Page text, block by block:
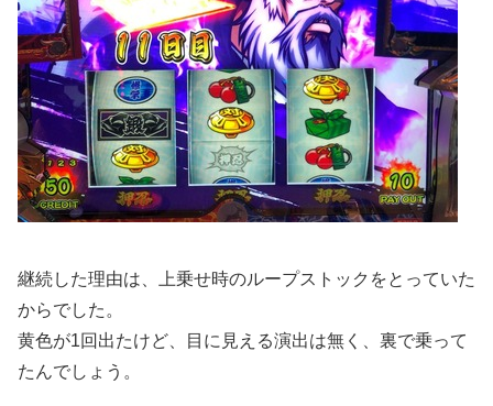
継続した理由は、上乗せ時のループストックをとっていた
からでした。
黄色が1回出たけど、目に見える演出は無く、裏で乗って
たんでしょう。